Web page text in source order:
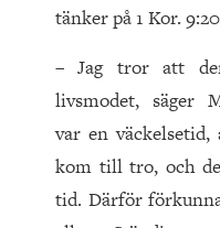
tänker på 1 Kor.
– Jag tror att
livsmodet, säger
var en
kom till tro, och
tid. Därför